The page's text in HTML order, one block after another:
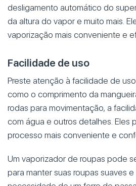
desligamento automático do
da altura do vapor e muito mais.
vaporização mais conveniente e
Facilidade de uso
Preste atenção à facilidade de
como o comprimento da
rodas para movimentação, a
com água e outros detalhes. Eles
processo mais conveniente e
Um vaporizador de roupas pode
para manter suas roupas suaves